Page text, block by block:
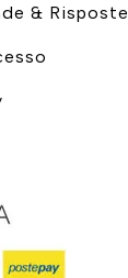
& Risposte